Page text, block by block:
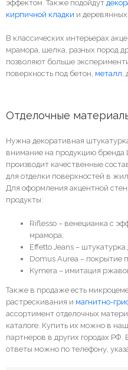
эффектом. Также подойдут
кирпичной кладки и деревянных
В классических интерьерах
мрамора, шелка, разных пород
позволяют больше
поверхность под бетон, металл
Отделочные
Нужна декоративная
внимание на продукцию бренда
производит качественные
для отделки поверхностей в
Для оформления акцентной
продукты:
Riflesso – венецианка с
мрамора;
Effetto Jeans –
Domus Aurea – покрытие
Kymera – имитация
Также в продаже есть
растрескивания и магнитно-
ассортимент отделочных
каталоге. Купить их можно в
партнеров в других городах
ответы можно по телефону,